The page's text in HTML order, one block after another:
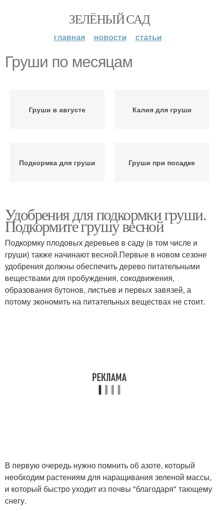
ЗЕЛЁНЫЙ САД
главная новости статьи
Груши по месяцам
Груши в августе Калия для груши
Подкормка для груши Груши при посадке
Удобрения для подкормки груши.
Подкормите грушу весной
Подкормку плодовых деревьев в саду (в том числе и
груши) также начинают весной.Первые в новом сезоне
удобрения должны обеспечить дерево питательными
веществами для пробуждения, сокодвижения,
образования бутонов, листьев и первых завязей, а
потому экономить на питательных веществах не стоит.
В первую очередь нужно помнить об азоте, который
необходим растениям для наращивания зеленой массы,
и который быстро уходит из почвы "благодаря" тающему
снегу.